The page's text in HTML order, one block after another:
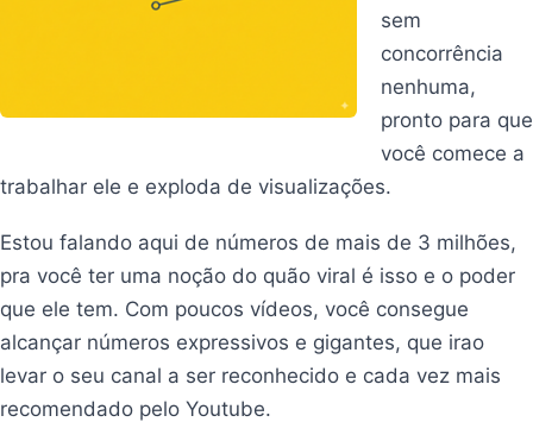
sem
concorrência
nenhuma,
pronto para que
você comece a
trabalhar ele e exploda de visualizações.
Estou falando aqui de números de mais de 3 milhões,
pra você ter uma noção do quão viral é isso e o poder
que ele tem. Com poucos vídeos, você consegue
alcançar números expressivos e gigantes, que irao
levar o seu canal a ser reconhecido e cada vez mais
recomendado pelo Youtube.